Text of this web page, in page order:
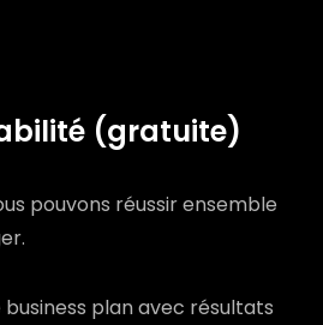
(gratuite)
pouvons réussir ensemble
business plan avec résultats